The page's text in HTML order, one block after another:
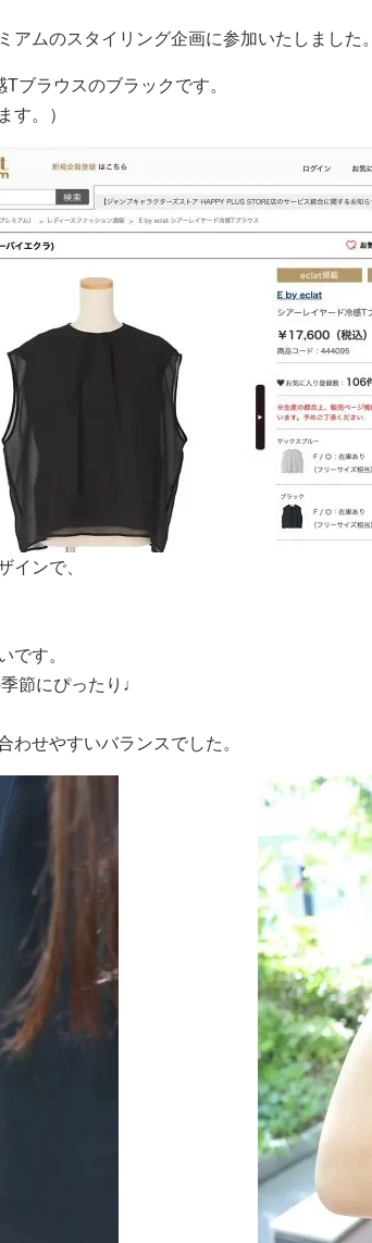
ムのスタイリング企画に参加いたしました。
ブラウスのブラックです。
す。）
インで、
です。
節にぴったり♩
わせやすいバランスでした。